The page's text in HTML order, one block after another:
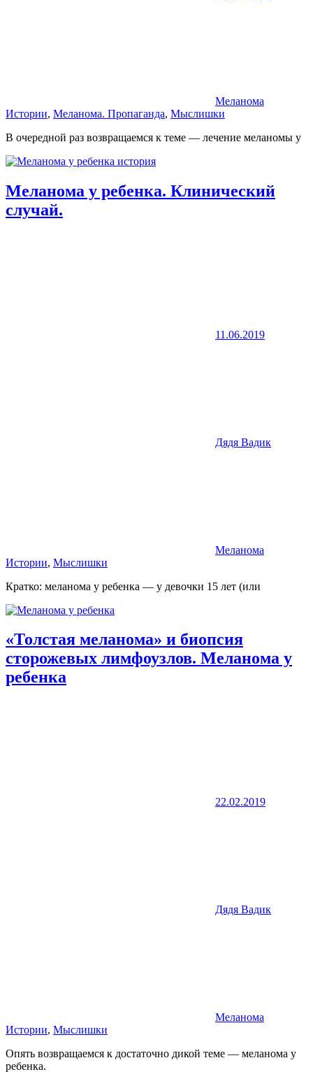
Меланома
Истории, Меланома. Пропаганда, Мыслишки
В очередной раз возвращаемся к теме — лечение меланомы у
Меланома у ребенка. Клинический
случай.
11.06.2019
Дядя Вадик
Меланома
Истории, Мыслишки
Кратко: меланома у ребенка — у девочки 15 лет (или
«Толстая меланома» и биопсия
сторожевых лимфоузлов. Меланома у
ребенка
22.02.2019
Дядя Вадик
Меланома
Истории, Мыслишки
Опять возвращаемся к достаточно дикой теме — меланома у
ребенка.